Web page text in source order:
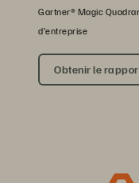
Gartner® Magic
d’entreprise
Obtenir le